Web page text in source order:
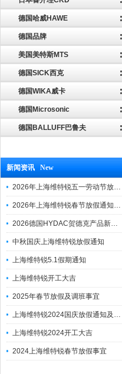
德国哈威HAWE
德国品牌
美国美特斯MTS
德国SICK西克
德国WIKA威卡
德国Microsonic
德国BALLUFF巴鲁夫
新闻资讯 New
2026年上海维特锐五一劳动节放假通知
2026年上海维特锐春节放假通知及调班安排
2026德国HYDAC贺德克产品新到一批现货
中秋国庆上海维特锐放假通知
上海维特锐5.1假期通知
上海维特锐开工大吉
2025年春节放假及调班事宜
上海维特锐2024国庆放假通知及调休安排
上海维特锐2024开工大吉
2024上海维特锐春节放假事宜